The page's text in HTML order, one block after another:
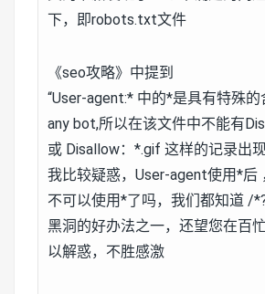
下，即robots.txt文件
《seo攻略》中提到
“User-agent:* 中的*是具有特殊
any bot,所以在该文件中不能有
或 Disallow：*.gif 这样的记录出
我比较疑惑，User-agent使用*后
不可以使用*了吗，我们都知道 /
黑洞的好办法之一，还望您在百
以解惑，不胜感激